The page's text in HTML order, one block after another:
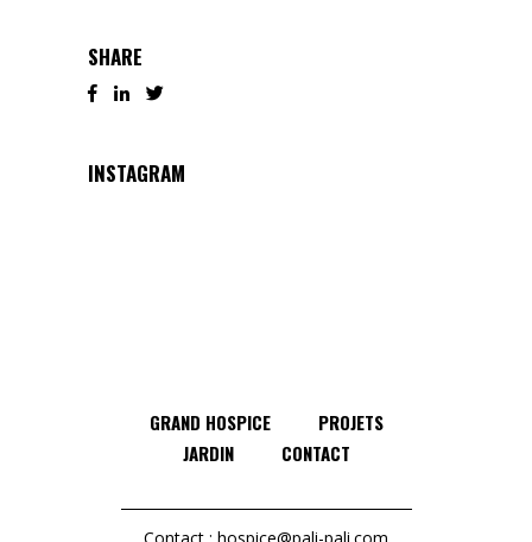
SHARE
INSTAGRAM
GRAND HOSPICE
PROJETS
JARDIN
CONTACT
Contact : hospice@pali-pali.com